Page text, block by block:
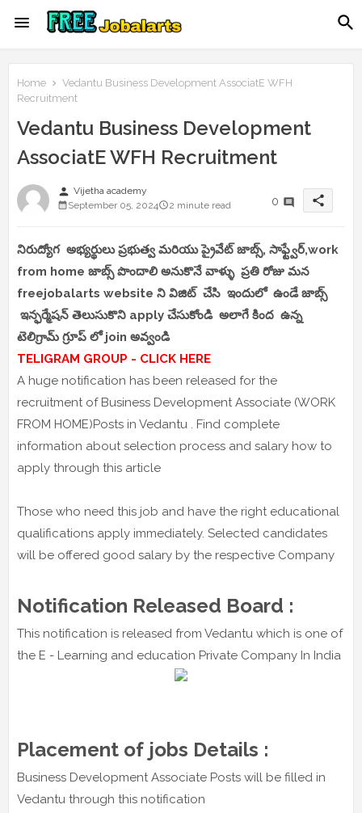
Home
Vedantu Business Development AssociatE WFH
Recruitment
Vedantu Business Development
AssociatE WFH Recruitment
person Vijetha academy
September 05, 2024
2 minute read 0 share
నిరుద్యోగ అభ్యర్థులు ప్రభుత్వ మరియు ప్రైవేట్ జాబ్స్, సాఫ్ట్వేర్,work
from home జాబ్స్ పొందాలి అనుకొనే వాళ్ళు ప్రతి రోజు మన
freejobalarts website ని విజిట్ చేసి ఇందులో ఉండే జాబ్స్
ఇన్ఫర్మేషన్ తెలుసుకొని apply చేసుకోండి అలాగే కింద ఉన్న
టెలిగ్రామ్ గ్రూప్ లో join అవ్వండి
TELIGRAM GROUP - CLICK HERE
A huge notification has been released for the
recruitment of Business Development Associate (WORK
FROM HOME)Posts in Vedantu . Find complete
information about selection process and salary how to
apply through this article
Those who need this job and have the right educational
qualifications apply immediately. Selected candidates
will be offered good salary by the respective Company
Notification Released Board :
This notification is released from Vedantu which is one of
the E - Learning and education Private Company In India
Placement of jobs Details :
Business Development Associate Posts will be filled in
Vedantu through this notification